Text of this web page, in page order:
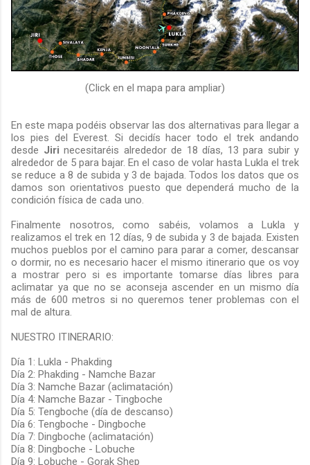
(Click en el mapa para ampliar)
En este mapa podéis observar las dos alternativas para llegar a
los pies del Everest. Si decidís hacer todo el trek andando
desde Jiri necesitaréis alrededor de 18 días, 13 para subir y
alrededor de 5 para bajar. En el caso de volar hasta Lukla el trek
se reduce a 8 de subida y 3 de bajada. Todos los datos que os
damos son orientativos puesto que dependerá mucho de la
condición física de cada uno.
Finalmente nosotros, como sabéis, volamos a Lukla y
realizamos el trek en 12 días, 9 de subida y 3 de bajada. Existen
muchos pueblos por el camino para parar a comer, descansar
o dormir, no es necesario hacer el mismo itinerario que os voy
a mostrar pero si es importante tomarse días libres para
aclimatar ya que no se aconseja ascender en un mismo día
más de 600 metros si no queremos tener problemas con el
mal de altura.
NUESTRO ITINERARIO:
Día 1: Lukla - Phakding
Día 2: Phakding - Namche Bazar
Día 3: Namche Bazar (aclimatación)
Día 4: Namche Bazar - Tingboche
Día 5: Tengboche (día de descanso)
Día 6: Tengboche - Dingboche
Día 7: Dingboche (aclimatación)
Día 8: Dingboche - Lobuche
Día 9: Lobuche - Gorak Shep